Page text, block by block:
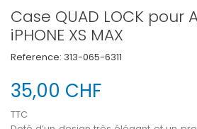
Case QUAD LOCK pour
iPHONE XS MAX
Reference: 313-065-6311
35,00 CHF
TTC